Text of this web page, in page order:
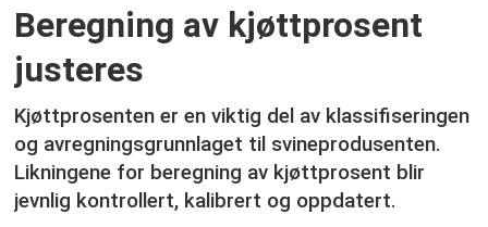
Beregning av kjøttprosent
justeres
Kjøttprosenten er en viktig del av klassifiseringen
og avregningsgrunnlaget til svineprodusenten.
Likningene for beregning av kjøttprosent blir
jevnlig kontrollert, kalibrert og oppdatert.